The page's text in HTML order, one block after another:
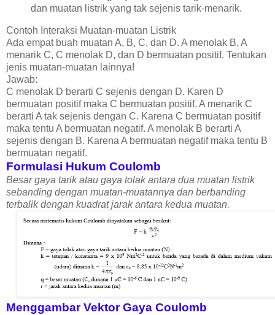
dan muatan listrik yang tak sejenis tarik-menarik.
Contoh Interaksi Muatan-muatan Listrik
Ada empat buah muatan A, B, C, dan D. A menolak B, A
menarik C, C menolak D, dan D bermuatan positif. Tentukan
jenis muatan-muatan lainnya!
Jawab:
C menolak D berarti C sejenis dengan D. Karen D
bermuatan positif maka C bermuatan positif. A menarik C
berarti A tak sejenis dengan C. Karena C bermuatan positif
maka tentu A bermuatan negatif. A menolak B berarti A
sejenis dengan B. Karena A bermuatan negatif maka tentu B
bermuatan negatif.
Formulasi Hukum Coulomb
Besar gaya tarik atau gaya tolak antara dua muatan listrik
sebanding dengan muatan-muatannya dan berbanding
terbalik dengan kuadrat jarak antara kedua muatan.
Menggambar Vektor Gaya Coulomb